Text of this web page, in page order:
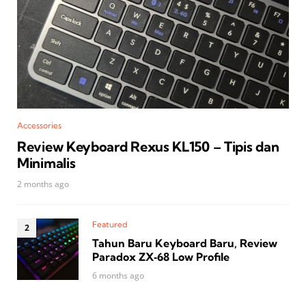
Accessories
Review Keyboard Rexus KL150 – Tipis dan
Minimalis
2 months ago
Featured
Tahun Baru Keyboard Baru, Review
Paradox ZX‑68 Low Profile
6 months ago